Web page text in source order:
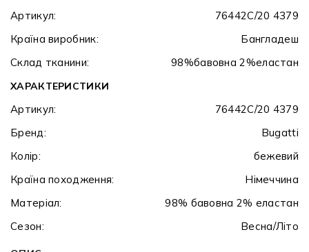
Артикул:
76442C/20 4379
Країна виробник:
Бангладеш
Склад тканини:
98%бавовна 2%еластан
ХАРАКТЕРИСТИКИ
Артикул:
76442C/20 4379
Бренд:
Bugatti
Колір:
бежевий
Країна походження:
Німеччина
Матеріал:
98% бавовна 2% еластан
Сезон:
Весна/Літо